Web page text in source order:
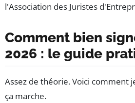
l'Association des Juristes
Comment bien
2026 : le guide
Assez de théorie. Voici comment
ça marche.